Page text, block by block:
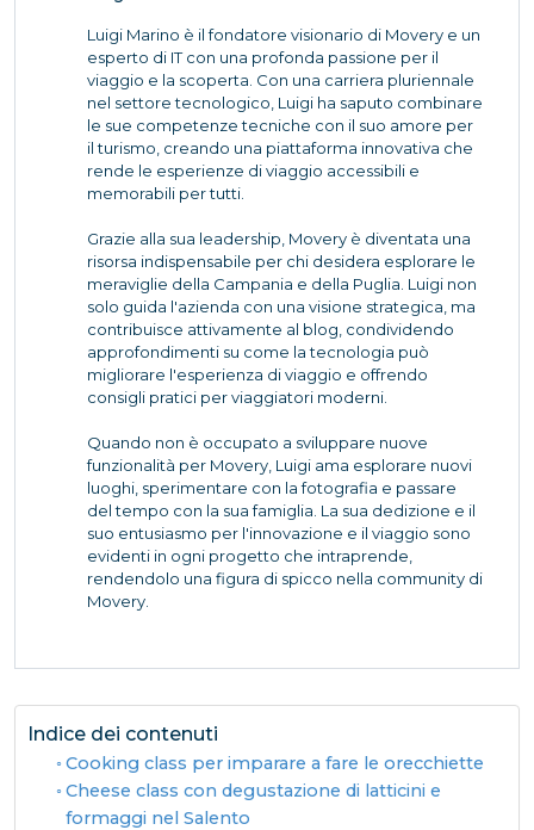
Luigi Marino è il fondatore visionario di Movery e un
esperto di IT con una profonda passione per il
viaggio e la scoperta. Con una carriera pluriennale
nel settore tecnologico, Luigi ha saputo combinare
le sue competenze tecniche con il suo amore per
il turismo, creando una piattaforma innovativa che
rende le esperienze di viaggio accessibili e
memorabili per tutti.
Grazie alla sua leadership, Movery è diventata una
risorsa indispensabile per chi desidera esplorare le
meraviglie della Campania e della Puglia. Luigi non
solo guida l'azienda con una visione strategica, ma
contribuisce attivamente al blog, condividendo
approfondimenti su come la tecnologia può
migliorare l'esperienza di viaggio e offrendo
consigli pratici per viaggiatori moderni.
Quando non è occupato a sviluppare nuove
funzionalità per Movery, Luigi ama esplorare nuovi
luoghi, sperimentare con la fotografia e passare
del tempo con la sua famiglia. La sua dedizione e il
suo entusiasmo per l'innovazione e il viaggio sono
evidenti in ogni progetto che intraprende,
rendendolo una figura di spicco nella community di
Movery.
Indice dei contenuti
Cooking class per imparare a fare le orecchiette
Cheese class con degustazione di latticini e
formaggi nel Salento